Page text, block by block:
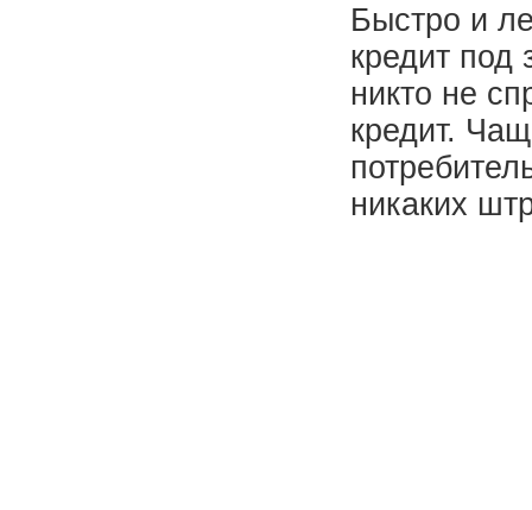
Быстро и
кредит под
никто не
кредит.
никаких